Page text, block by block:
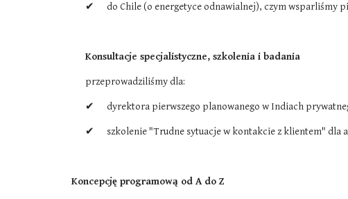
✔      do Chile (o energetyce odnawialnej), czym wsparliśmy
Konsultacje specjalistyczne, szkolenia i badania
przeprowadziliśmy dla:
✔      dyrektora pierwszego planowanego w Indiach
✔      szkolenie "Trudne sytuacje w kontakcie z klientem" dla
Koncepcję programową od A do Z